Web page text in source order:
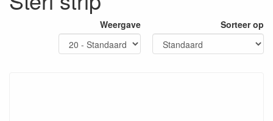
Weergave Sorteer op